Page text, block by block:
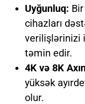
Uyğunluq:
cihazları
verilişlərinizi
təmin edir.
4K və 8K
yüksək
olur.